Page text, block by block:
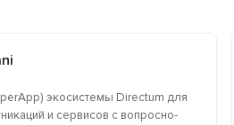
экосистемы Directum для
и сервисов с вопросно-